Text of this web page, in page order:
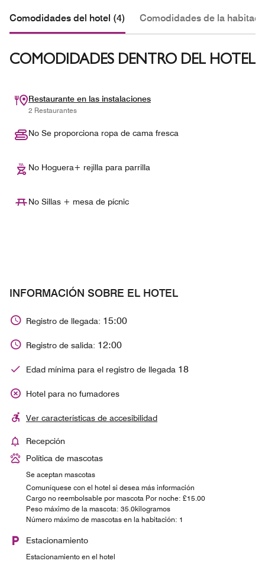
Comodidades del hotel (4) Comodidades de la
COMODIDADES DENTRO DEL HOTEL
Restaurante en las instalaciones
2 Restaurantes
No Se proporciona ropa de cama fresca
No Hoguera+ rejilla para parrilla
No Sillas + mesa de pícnic
INFORMACIÓN SOBRE EL HOTEL
Registro de llegada: 15:00
Registro de salida: 12:00
Edad mínima para el registro de llegada 18
Hotel para no fumadores
Ver características de accesibilidad
Recepción
Política de mascotas
Se aceptan mascotas
Comuníquese con el hotel si desea más información
Cargo no reembolsable por mascota Por noche: £15.00
Peso máximo de la mascota: 35.0kilogramos
Número máximo de mascotas en la habitación: 1
Estacionamiento
Estacionamiento en el hotel